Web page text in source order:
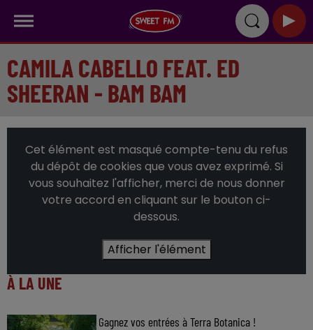
CAMILA CABELLO FEAT. ED
SHEERAN - BAM BAM
Cet élément est masqué compte-tenu du refus
du dépôt de cookies que vous avez exprimé. Si
vous souhaitez l'afficher, merci de nous donner
votre accord en cliquant sur le bouton ci-
dessous.
Afficher l'élément
À LA UNE
Gagnez vos entrées à Terra Botanica !